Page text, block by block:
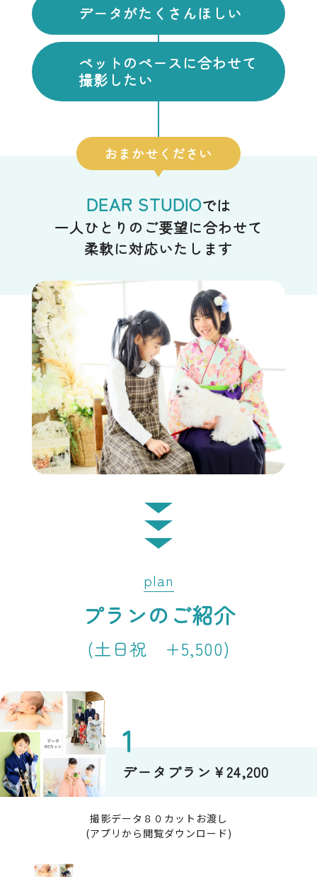
データがたくさんほしい
ペットのペースに合わせて
撮影したい
おまかせください
DEAR STUDIOでは
一人ひとりのご要望に合わせて
柔軟に対応いたします
plan
プランのご紹介
(土日祝 +5,500)
データプラン￥24,200
撮影データ８０カットお渡し
(アプリから閲覧ダウンロード)
プライバシーポリシー